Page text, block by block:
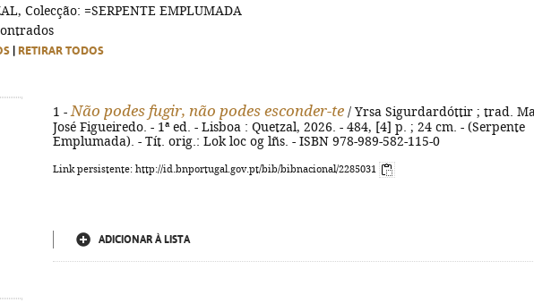
Colecção: =SERPENTE EMPLUMADA
RETIRAR TODOS
1 - Não podes fugir, não podes esconder-te / Yrsa Sigurdardóttir ; trad.
José Figueiredo. - 1ª ed. - Lisboa : Quetzal, 2026. - 484, [4] p. ; 24 cm. - (Serpente
Emplumada). - Tít. orig.: Lok loc og lñs. - ISBN 978-989-582-115-0
Link persistente: http://id.bnportugal.gov.pt/bib/bibnacional/2285031
ADICIONAR À LISTA